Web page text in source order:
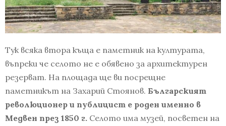
Тук всяка втора къща е паметник на културата,
въпреки че селото не е обявено за архитектурен
резерват. На площада ще ви посрещне
паметникът на Захарий Стоянов. Българският
революционер и публицист е роден именно в
Медвен през 1850 г. Селото има музей, посветен на